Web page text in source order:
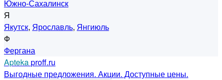
Южно-Сахалинск
Я
Якутск, Ярославль, Янгиюль
Ф
Фергана
Aptekaproff.ru
Выгодные предложения. Акции. Доступные цены.